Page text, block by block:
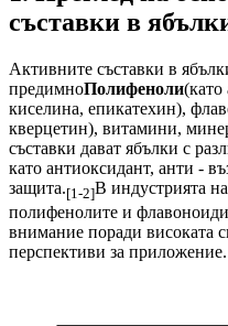
съставки в
Активните съставки в
предимноПолифеноли
киселина, епикатехин),
кверцетин), витамини,
съставки дават ябълки с
като антиоксидант, анти -
защита.[1-2]В индустрията
полифенолите и
внимание поради високата
перспективи за приложение.